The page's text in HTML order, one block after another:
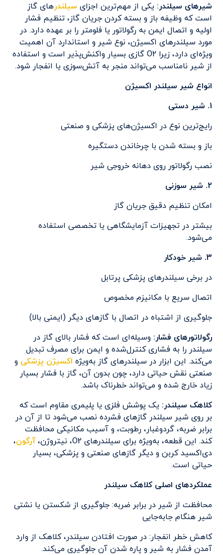
شیرهای سیلندر: یکی از مهم‌ترین اجزای سیلندرهای گاز
است که وظیفه باز و بسته کردن جریان گاز، تنظیم فشار
اولیه و اتصال ایمن به رگولاتور یا فلومتر را بر عهده دارد. در
مورد سیلندرهای اکسیژن، نوع شیر و استاندارد آن اهمیت
ویژه‌ای دارد، زیرا O2 گازی بسیار واکنش‌پذیر است و استفاده
از شیر نامناسب می‌تواند منجر به آتش‌سوزی یا انفجار شود.
انواع شیر سیلندر اکسیژن
1. شیر دستی
رایج‌ترین نوع در اکسیژن‌های پزشکی و صنعتی
باز و بسته شدن با چرخاندن دستگیره
نصب رگولاتور روی دهانه خروجی شیر
2. شیر سوزنی
امکان تنظیم دقیق جریان گاز
بیشتر در تجهیزات آزمایشگاهی یا تخصصی استفاده
می‌شود.
3. شیر خودکار
در برخی سیلندرهای پزشکی پرتابل
اتصال سریع با مکانیزم مخصوص
جلوگیری از اشتباه در اتصال با گازهای دیگر (ایمنی بالا)
رگولاتورهای فشار: وسیله‌ای است که فشار بالای گاز در
سیلندر را به فشاری کنترل‌شده و ایمن برای مصرف تبدیل
می‌کند. این ابزار در سیلندرهای گاز به‌ویژه اکسیژن پزشکی و
صنعتی نقش حیاتی دارد، چون بدون آن، گاز با فشار بسیار
زیاد خارج شده و می‌تواند خطرناک باشد.
کلاهک سیلندر: یک پوشش فلزی یا پلیمری مقاوم است که
بر روی شیر سیلندر گازهای فشرده نصب می‌شود تا از آن در
برابر ضربه، گردوغبار، رطوبت، و آسیب مکانیکی محافظت
کند. این قطعه، به‌ویژه برای سیلندرهای O2، نیتروژن،
آرگون،
دی‌اکسید کربن و دیگر گازهای صنعتی و پزشکی، بسیار
حیاتی است.
عملکردهای اصلی کلاهک سیلندر
محافظت از شیر در برابر ضربه: جلوگیری از شکستن یا نشتی
شیر هنگام جابه‌جایی
کاهش خطر انفجار: در صورت افتادن سیلندر، کلاهک از وارد
آمدن فشار به شیر و پاره شدن آن جلوگیری می‌کند.